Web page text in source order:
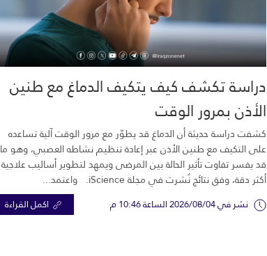
دراسة تكشف كيف يتكيف الدماغ مع طنين
الأذن بمرور الوقت
كشفت دراسة حديثة أن الدماغ قد يطوّر مع مرور الوقت آلية تساعده
على التكيف مع طنين الأذن عبر إعادة تنظيم نشاطه العصبي، وهو ما
قد يفسر تفاوت تأثير الحالة بين المرضى ويمهد لتطوير أساليب علاجية
أكثر دقة، وفق نتائج نُشرت في مجلة iScience. واعتمد...
نشر في 2026/08/04 الساعة 10:46 م اكمل القراءة